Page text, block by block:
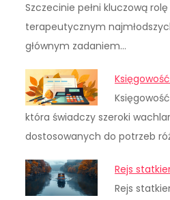
Szczecinie pełni kluczową
terapeutycznym
głównym zadaniem…
która świadczy szeroki
dostosowanych do potrzeb
Rejs
Rejs